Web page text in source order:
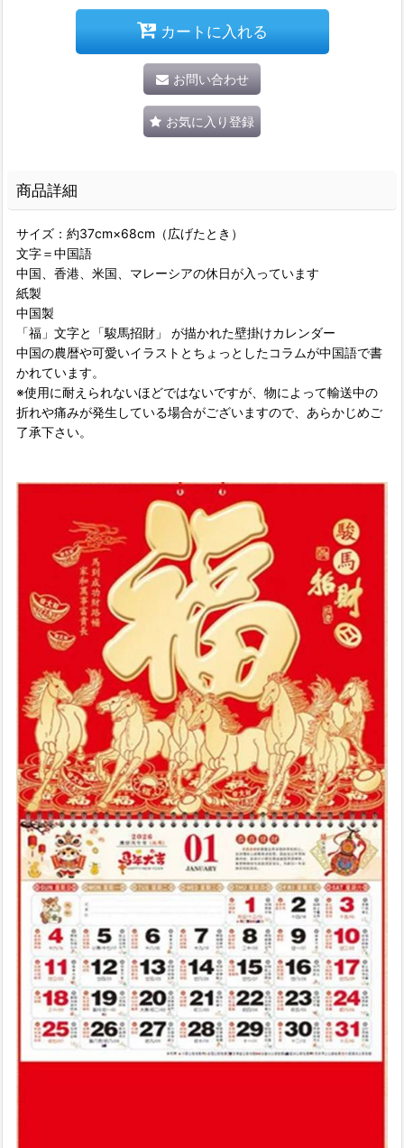
カートに入れる
お問い合わせ
お気に入り登録
商品詳細
サイズ：約37cm×68cm（広げたとき）
文字＝中国語
中国、香港、米国、マレーシアの休日が入っています
紙製
中国製
「福」文字と「駿馬招財」 が描かれた壁掛けカレンダー
中国の農暦や可愛いイラストとちょっとしたコラムが中国語で書
かれています。
※使用に耐えられないほどではないですが、物によって輸送中の
折れや痛みが発生している場合がございますので、あらかじめご
了承下さい。